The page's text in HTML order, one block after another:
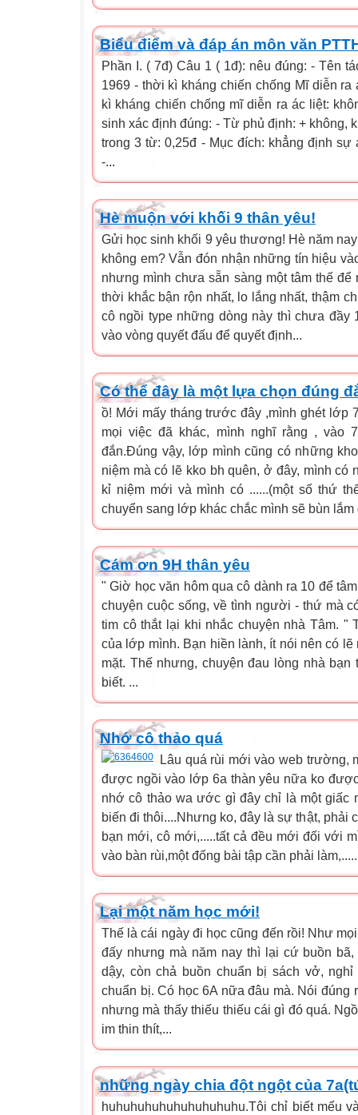
Biểu điểm và đáp án môn văn
Phần I. ( 7đ) Câu 1 ( 1đ): nêu đúng: - Tên
1969 - thời kì kháng chiến chống Mĩ diễn
kì kháng chiến chống mĩ diễn ra ác liệt:
sinh xác định đúng: - Từ phủ định: + không,
trong 3 từ: 0,25đ - Mục đích: khẳng định sự
-...
Hè muộn với khối 9 thân yêu!
Gửi học sinh khối 9 yêu thương! Hè năm
không em? Vẫn đón nhận những tín hiệu
nhưng mình chưa sẵn sàng một tâm thế
thời khắc bận rộn nhất, lo lắng nhất, thậm
cô ngồi type những dòng này thì chưa đầy
vào vòng quyết đấu để quyết định...
Có thể đây là một lựa chọn đúng
ồ! Mới mấy tháng trước đây ,mình ghét lớp
mọi việc đã khác, mình nghĩ rằng , vào
đắn.Đúng vậy, lớp mình cũng có những
niệm mà có lẽ kko bh quên, ở đây, mình
kỉ niệm mới và mình có ......(một số thứ
chuyển sang lớp khác chắc mình sẽ bùn
Cám ơn 9H thân yêu
" Giờ học văn hôm qua cô dành ra 10 để
chuyện cuộc sống, về tình người - thứ mà
tim cô thắt lại khi nhắc chuyện nhà Tâm. "
của lớp mình. Bạn hiền lành, ít nói nên có
mặt. Thế nhưng, chuyện đau lòng nhà
biết. ...
Nhớ cô thảo quá
Lâu quá rùi mới vào web trường,
được ngồi vào lớp 6a thàn yêu nữa ko
nhớ cô thảo wa ước gì đây chỉ là một giấc
biến đi thôi....Nhưng ko, đây là sự thật, phải
bạn mới, cô mới,.....tất cả đều mới đối với
vào bàn rùi,một đống bài tập cần phải làm,.....
Lại một năm học mới!
Thế là cái ngày đi học cũng đến rồi! Như
đấy nhưng mà năm nay thì lại cứ buồn
dậy, còn chả buồn chuẩn bị sách vở,
chuẩn bị. Có học 6A nữa đâu mà. Nói đúng
nhưng mà thấy thiếu thiếu cái gì đó quá.
im thin thít,...
những ngày chia đột ngột của
huhuhuhuhuhuhuhuhuhu.Tôi chỉ biết mếu